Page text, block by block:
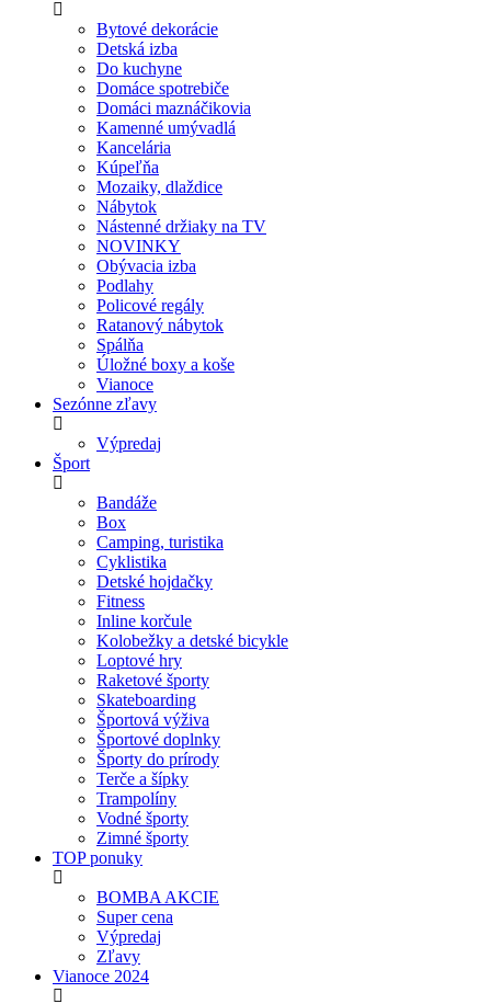
Bytové dekorácie
Detská izba
Do kuchyne
Domáce spotrebiče
Domáci maznáčikovia
Kamenné umývadlá
Kancelária
Kúpeľňa
Mozaiky, dlaždice
Nábytok
Nástenné držiaky na TV
NOVINKY
Obývacia izba
Podlahy
Policové regály
Ratanový nábytok
Spálňa
Úložné boxy a koše
Vianoce
Sezónne zľavy
Výpredaj
Šport
Bandáže
Box
Camping, turistika
Cyklistika
Detské hojdačky
Fitness
Inline korčule
Kolobežky a detské bicykle
Loptové hry
Raketové športy
Skateboarding
Športová výživa
Športové doplnky
Športy do prírody
Terče a šípky
Trampolíny
Vodné športy
Zimné športy
TOP ponuky
BOMBA AKCIE
Super cena
Výpredaj
Zľavy
Vianoce 2024